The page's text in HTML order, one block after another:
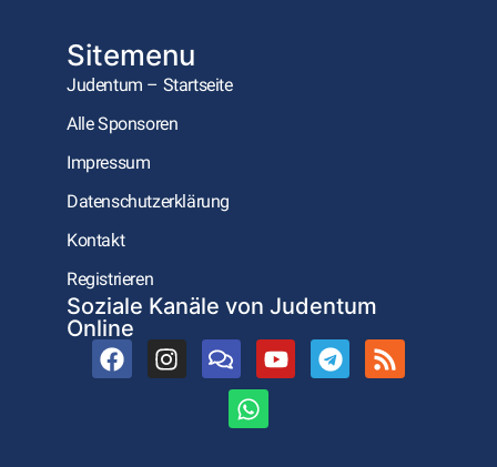
Sitemenu
Judentum – Startseite
Alle Sponsoren
Impressum
Datenschutzerklärung
Kontakt
Registrieren
Soziale Kanäle von Judentum
Online